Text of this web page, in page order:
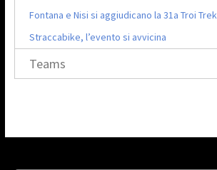
Fontana e Nisi si aggiudicano la 31a Troi Trek
Straccabike, l’evento si avvicina
Teams